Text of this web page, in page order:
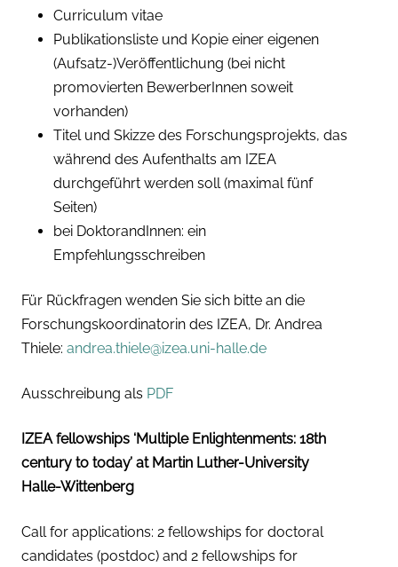
Curriculum vitae
Publikationsliste und Kopie einer eigenen
(Aufsatz-)Veröffentlichung (bei nicht
promovierten BewerberInnen soweit
vorhanden)
Titel und Skizze des Forschungsprojekts, das
während des Aufenthalts am IZEA
durchgeführt werden soll (maximal fünf
Seiten)
bei DoktorandInnen: ein
Empfehlungsschreiben
Für Rückfragen wenden Sie sich bitte an die
Forschungskoordinatorin des IZEA, Dr. Andrea
Thiele: andrea.thiele@izea.uni-halle.de
Ausschreibung als PDF
IZEA fellowships ‘Multiple Enlightenments: 18th
century to today’ at Martin Luther-University
Halle-Wittenberg
Call for applications: 2 fellowships for doctoral
candidates (postdoc) and 2 fellowships for